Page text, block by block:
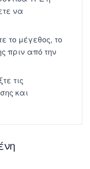
να
το μέγεθος, το
πριν από την
τις
και